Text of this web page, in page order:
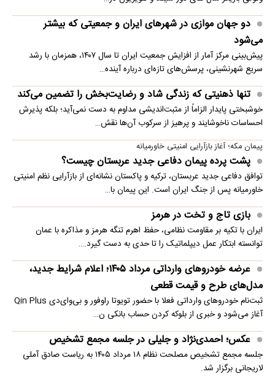
دو جهان موازی در شهرهای ایران و جمعیتی که بیشتر
می‌شود
پیش‌بینی مرکز آمار از افزایش جمعیت ایران تا سال ۱۴۰۷، همزمان با رشد
سریع شهرنشینی، پرسش‌های تازه‌ای درباره آینده…
تنها ذهنیتی که زندگی شاد و رضایت‌بخش را تضمین می‌کند
خوشبختی پایدار الزاماً از مثبت‌اندیشی مداوم به دست نمی‌آید؛ بلکه پذیرش
احساسات ناخوشایند و پرهیز از سرکوب آن‌ها نقش…
پیمان مکه؛ آغاز بازآرایی امنیتی خاورمیانه
پشت پرده پیمان دفاعی جدید عربستان چیست؟
توافق دفاعی جدید عربستان، ترکیه و پاکستان نشانه‌ای از بازآرایی نظم امنیتی
خاورمیانه پس از جنگ ایران است. این پیمان با…
بازی تاج و تخت در هرمز
ایران با تکیه بر مقاومت نظامی، حفظ اهرم تنگه هرمز و مذاکره با عمان
توانسته ابتکار عمل دیپلماتیک را تا حدی به دست گیرد.…
عرضه خودروهای وارداتی مرداد ۱۴۰۵؛ اعلام شرایط جدید،
مدل‌های طرح و قیمت قطعی
ثبت‌نام خودروهای وارداتی فعلا با حضور تویوتا راوفور و بی‌وای‌دی Qin Plus
آغاز می‌شود و خبری از بلوکه‌ کردن حساب بانکی ن…
عکس؛ احمدی‌نژاد و جلیلی در جلسه مجمع تشخیص
جلسه مجمع تشخیص مصلحت نظام ۱۸ مرداد ۱۴۰۵ به ریاست صادق آملی
لاریجانی برگزار شد.